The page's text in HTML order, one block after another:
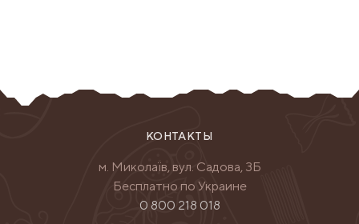
КОНТАКТЫ
м. Миколаїв, вул. Садова, 3Б
Бесплатно по Украине
0 800 218 018